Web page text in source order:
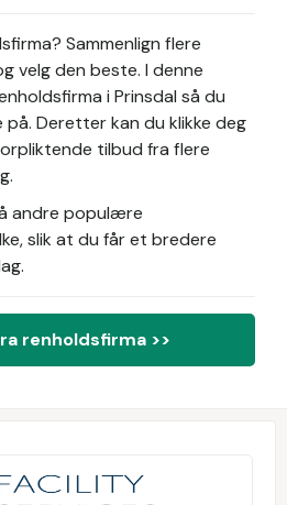
Sammenlign flere
velg den beste. I denne
i Prinsdal så du
på. Deretter kan du klikke deg
tilbud fra flere
andre populære
slik at du får et bredere
renholdsfirma >>